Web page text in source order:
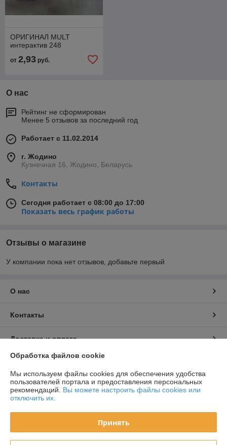
ОРИГИНАЛ MULT
интерактив 248
от 2,93 руб.
О нас
Рейтинг не сформирован
Менее 5 отзывов за последний год
Работает с 11.02.2014
г. Жодино
Кузнечная 16, Жодино, Беларусь
Контакты
Сегодня работает с 08:00 до 17:00
Показать весь график работы
Отзывы о магазине
У компании пока нет отзывов, добавьте первый
О нас
Контакты
Доставка и оплата
Полная версия сайта
Политика обработки cookies
Сайт создан на платформе Deal.by
Обработка файлов cookie
Мы используем файлы cookies для обеспечения удобства
пользователей портала и предоставления персональных
рекомендаций. Вы можете настроить файлы cookies или
отключить их.
Принять